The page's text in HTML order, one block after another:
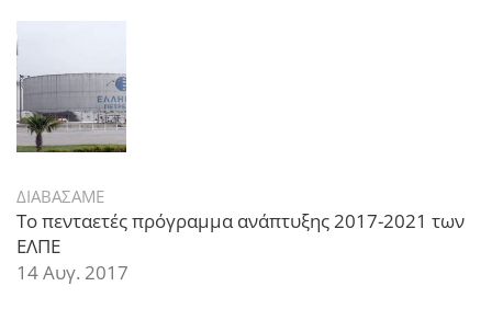
ΔΙΑΒΑΣΑΜΕ
Το πενταετές πρόγραμμα ανάπτυξης 2017-2021 των
ΕΛΠΕ
14 Αυγ. 2017